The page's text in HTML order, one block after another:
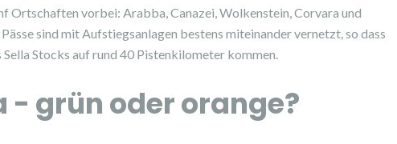
Ortschaften vorbei: Arabba, Canazei, Wolkenstein, Corvara und
sind mit Aufstiegsanlagen bestens miteinander vernetzt, so dass
Stocks auf rund 40 Pistenkilometer kommen.
- grün oder orange?